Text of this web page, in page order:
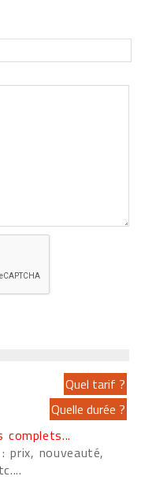
complets...
prix, nouveauté,